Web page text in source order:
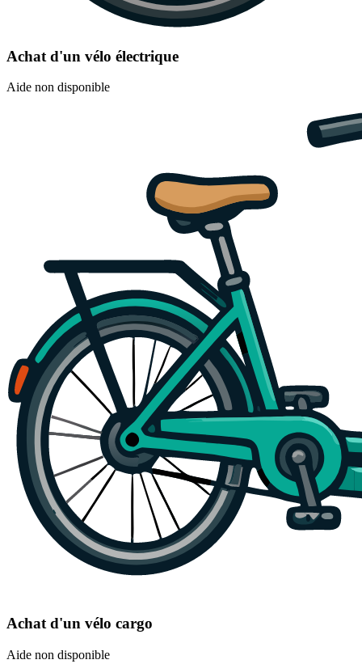
Achat d'un vélo électrique
Aide non disponible
Achat d'un vélo cargo
Aide non disponible